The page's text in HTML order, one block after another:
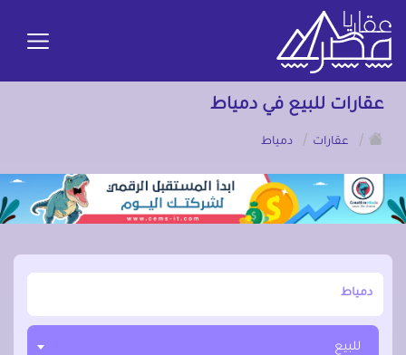
عقارات للبيع في دمياط
/
عقارات / دمياط
أبحث عن مدينة, محافظة, حي
للبيع